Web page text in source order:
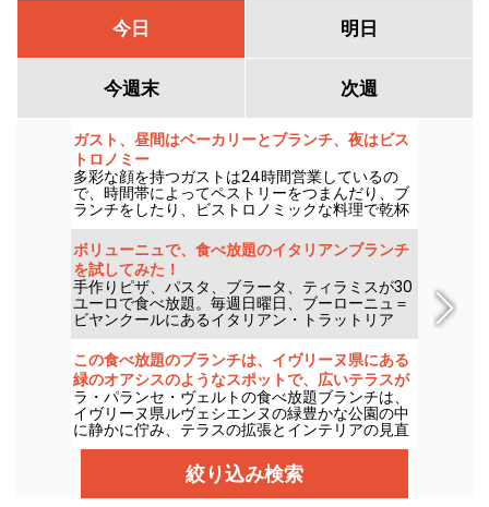
今日 明日
今週末 次週
ガスト、昼間はベーカリーとブランチ、夜はビス
トロノミー
多彩な顔を持つガストは24時間営業しているの
で、時間帯によってペストリーをつまんだり、ブ
ランチをしたり、ビストロノミックな料理で乾杯
したりできる。
ボリューニュで、食べ放題のイタリアンブランチ
を試してみた！
手作りピザ、パスタ、ブラータ、ティラミスが30
ユーロで食べ放題。毎週日曜日、ブーローニュ＝
ビヤンクールにあるイタリアン・トラットリア
「Dopo」は、飾り気のない、ゆったりとしたブ
ランチを提供。二人で、家族と、友人とでも、楽
しい時間を過ごせます。
この食べ放題のブランチは、イヴリーヌ県にある
緑のオアシスのようなスポットで、広いテラスが
自慢です。
ラ・パランセ・ヴェルトの食べ放題ブランチは、
イヴリーヌ県ルヴェシエンヌの緑豊かな公園の中
に静かに佇み、テラスの拡張とインテリアの見直
し、そしてメニューの拡充とともに進化していま
す。パリから数キロの場所にあるこの異国情緒あ
ふれるスポットを、私たちは再び訪れてみまし
た。
絞り込み検索